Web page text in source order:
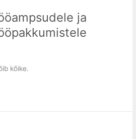
ja
kõike.